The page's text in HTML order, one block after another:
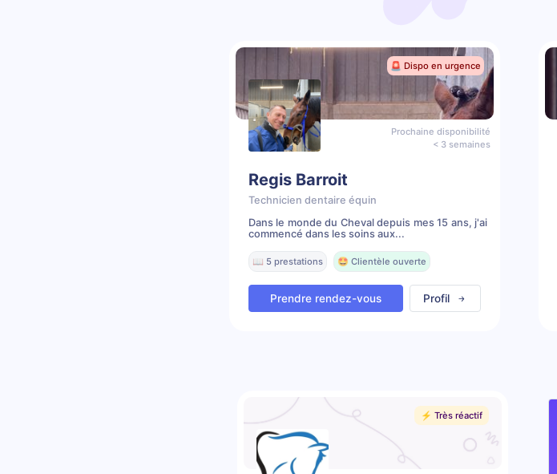
🚨 Dispo en urgence
Prochaine disponibilité
< 3 semaines
Regis Barroit
Technicien dentaire équin
Dans le monde du Cheval depuis mes 15 ans, j'ai
commencé dans les soins aux...
📖 5 prestations 🤩 Clientèle ouverte
Prendre rendez-vous Profil
⚡️ Très réactif